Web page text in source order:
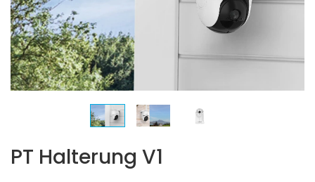
PT Halterung V1